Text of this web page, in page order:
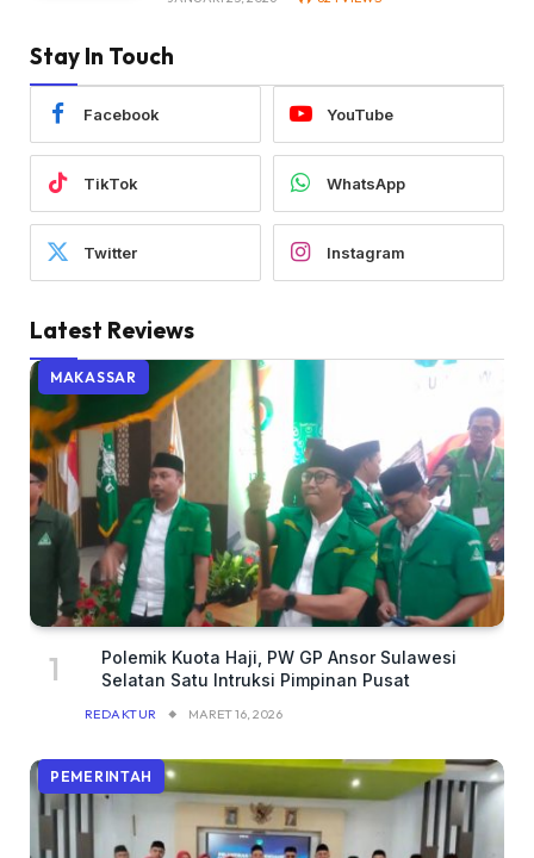
Stay In Touch
Facebook YouTube
TikTok WhatsApp
Twitter Instagram
Latest Reviews
MAKASSAR
Polemik Kuota Haji, PW GP Ansor Sulawesi
Selatan Satu Intruksi Pimpinan Pusat
REDAKTUR MARET 16, 2026
PEMERINTAH